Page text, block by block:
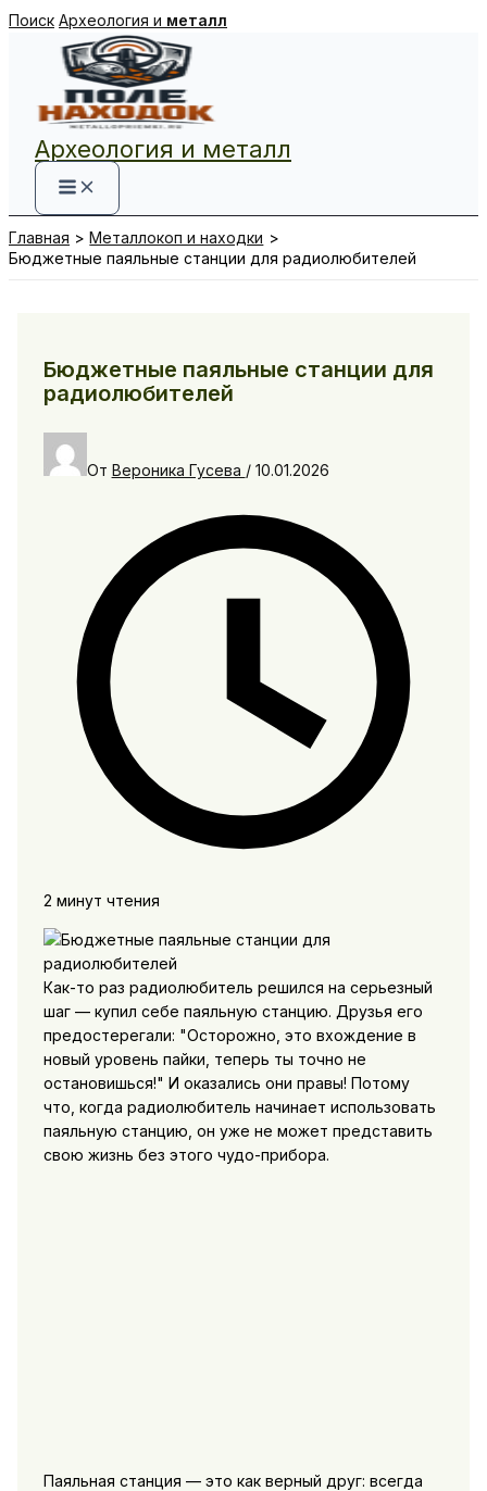
Перейти
содержимому
Поиск Археология и металл
Археология и металл
Главная
Металлокоп и находки
Бюджетные паяльные станции для радиолюбителей
Бюджетные паяльные станции для
радиолюбителей
От Вероника Гусева / 10.01.2026
2 минут чтения
Как-то раз радиолюбитель решился на серьезный
шаг — купил себе паяльную станцию. Друзья его
предостерегали: "Осторожно, это вхождение в
новый уровень пайки, теперь ты точно не
остановишься!" И оказались они правы! Потому
что, когда радиолюбитель начинает использовать
паяльную станцию, он уже не может представить
свою жизнь без этого чудо-прибора.
Паяльная станция — это как верный друг: всегда